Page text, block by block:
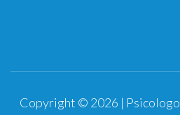
Copyright © 2026 |